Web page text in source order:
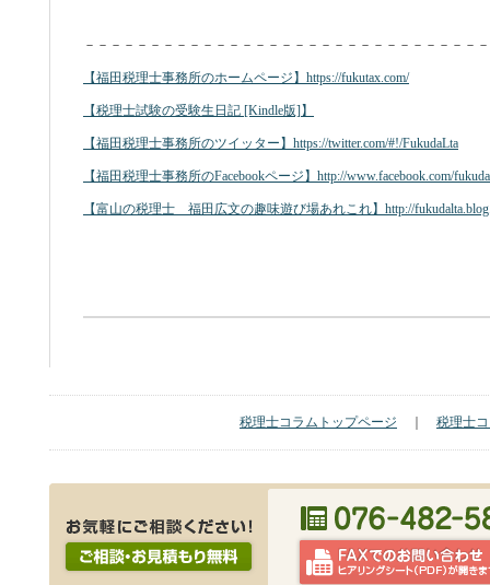
－－－－－－－－－－－－－－－－－－－－－－－－－－－－－－
【福田税理士事務所のホームページ】https://fukutax.com/
【税理士試験の受験生日記 [Kindle版]】
【福田税理士事務所のツイッター】https://twitter.com/#!/FukudaLta
【福田税理士事務所のFacebookページ】http://www.facebook.com/
【富山の税理士 福田広文の趣味遊び場あれこれ】http://
税理士コラムトップページ 税理士